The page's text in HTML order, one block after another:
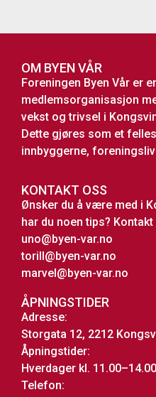
OM BYEN VÅR
Foreningen Byen Vår er
medlemsorganisasjon
vekst og trivsel i
Dette gjøres som et
innbyggerne,
KONTAKT OSS
Ønsker du å være med i
har du noen tips?
uno@byen-var.no
torill@byen-var.no
marvel@byen-var.no
ÅPNINGSTIDER
Adresse:
Storgata 12, 2212
Åpningstider:
Hverdager kl. 11.00–14.00
Telefon: